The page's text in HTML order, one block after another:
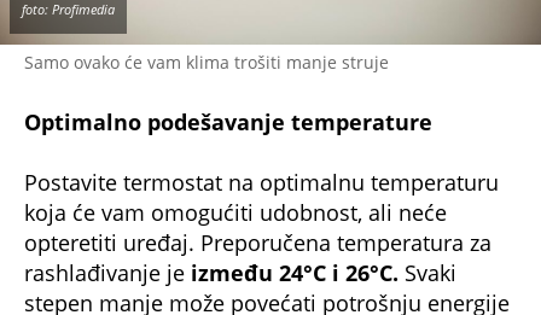
Samo ovako će vam klima trošiti manje struje
foto: Profimedia
Optimalno podešavanje temperature
Postavite termostat na optimalnu temperaturu
koja će vam omogućiti udobnost, ali neće
opteretiti uređaj. Preporučena temperatura za
rashlađivanje je između 24°C i 26°C. Svaki
stepen manje može povećati potrošnju energije